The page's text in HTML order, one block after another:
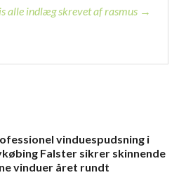
alle indlæg skrevet af rasmus →
vinduespudsning i
Falster sikrer skinnende
vinduer året rundt